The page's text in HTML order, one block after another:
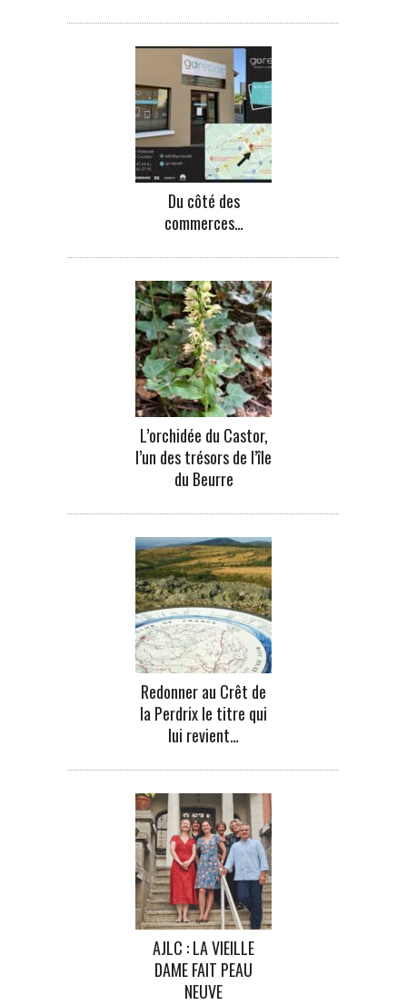
Du côté des
commerces…
L’orchidée du Castor,
l’un des trésors de l’île
du Beurre
Redonner au Crêt de
la Perdrix le titre qui
lui revient…
AJLC : LA VIEILLE
DAME FAIT PEAU
NEUVE